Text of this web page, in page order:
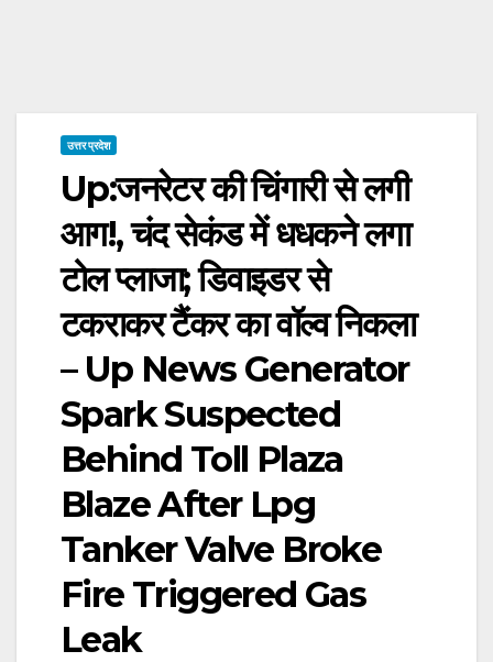
उत्तर प्रदेश
Up:जनरेटर की चिंगारी से लगी
आग!, चंद सेकंड में धधकने लगा
टोल प्लाजा; डिवाइडर से
टकराकर टैंकर का वॉल्व निकला
– Up News Generator
Spark Suspected
Behind Toll Plaza
Blaze After Lpg
Tanker Valve Broke
Fire Triggered Gas
Leak